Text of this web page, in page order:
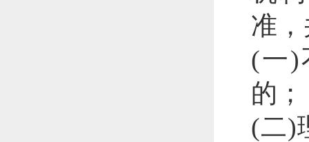
准
(一)
的；
(二)